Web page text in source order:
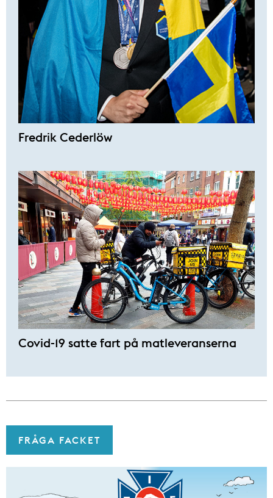
Fredrik Cederlöw
Covid-19 satte fart på matleveranserna
FRÅGA FACKET